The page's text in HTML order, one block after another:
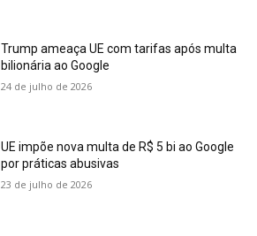
Trump ameaça UE com tarifas após multa
bilionária ao Google
24 de julho de 2026
UE impõe nova multa de R$ 5 bi ao Google
por práticas abusivas
23 de julho de 2026